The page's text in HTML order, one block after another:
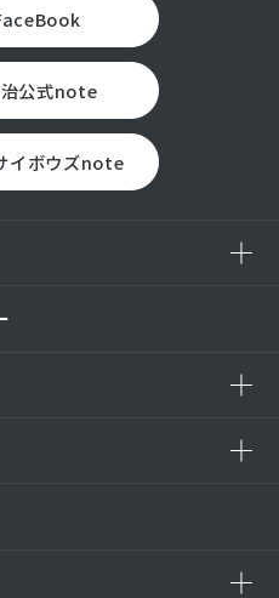
公式note
イボウズnote